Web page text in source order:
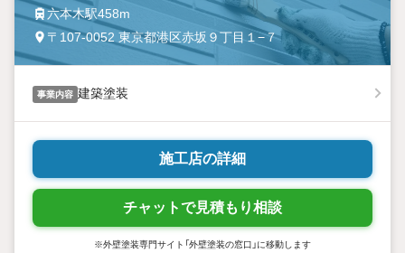
六本木駅458m
〒107-0052 東京都港区赤坂９丁目１−７
事業内容 建築塗装
施工店の詳細
チャットで見積もり相談
※外壁塗装専門サイト「外壁塗装の窓口」に移動します